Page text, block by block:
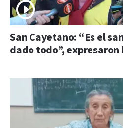
San Cayetano: “Es el
dado todo”, expresaron